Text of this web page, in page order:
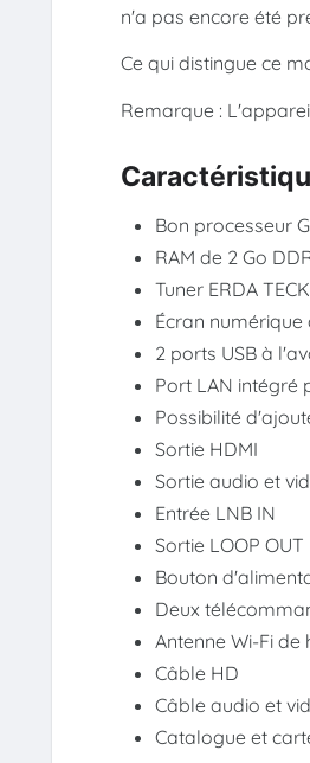
n'a pas encore été
Ce qui distingue ce
Remarque :
Bon processeur
RAM de 2 Go
Tuner ERDA
Écran
2 ports USB à
Port LAN intégré
Possibilité
Sortie HDMI
Sortie audio et
Entrée LNB IN
Sortie LOOP OUT
Bouton
Deux
Antenne Wi-Fi de
Câble HD
Câble audio et
Catalogue et